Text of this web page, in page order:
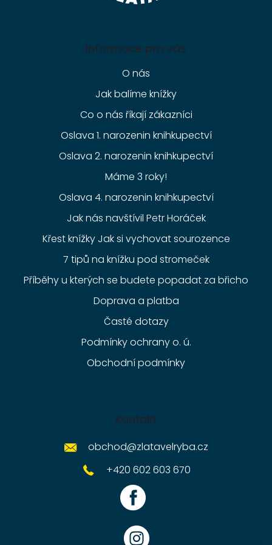
Informace pro vás
O nás
Jak balíme knížky
Co o nás říkají zákazníci
Oslava 1. narozenin knihkupectví
Oslava 2. narozenin knihkupectví
Máme 3 roky!
Oslava 4. narozenin knihkupectví
Jak nás navštívil Petr Horáček
Křest knížky Jak si vychovat sourozence
7 tipů na knížku pod stromeček
Příběhy u kterých se budete popadat za břicho
Doprava a platba
Časté dotazy
Podmínky ochrany o. ú.
Obchodní podmínky
Kontakt
obchod@zlatavelryba.cz
+420 602 603 670